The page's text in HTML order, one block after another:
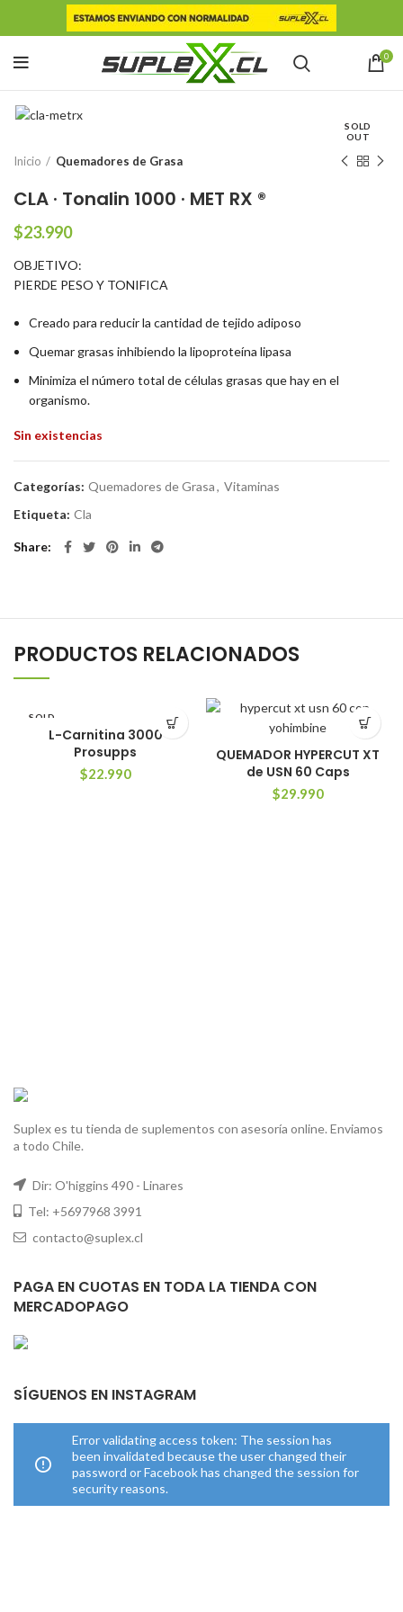
0
SOLD
OUT
Inicio Quemadores de Grasa
CLA · Tonalin 1000 · MET RX ®
$23.990
OBJETIVO:
PIERDE PESO Y TONIFICA
Creado para reducir la cantidad de tejido adiposo
Quemar grasas inhibiendo la lipoproteína lipasa
Minimiza el número total de células grasas que hay en el
organismo.
Sin existencias
Categorías: Quemadores de Grasa, Vitaminas
Etiqueta: Cla
Share
PRODUCTOS RELACIONADOS
SOLD
OUTL-Carnitina 3000
Prosupps
$22.990
QUEMADOR HYPERCUT XT
de USN 60 Caps
$29.990
Suplex es tu tienda de suplementos con asesoría online. Enviamos
a todo Chile.
Dir: O'higgins 490 - Linares
Tel: +5697968 3991
contacto@suplex.cl
PAGA EN CUOTAS EN TODA LA TIENDA CON
MERCADOPAGO
SÍGUENOS EN INSTAGRAM
Error validating access token: The session has
been invalidated because the user changed their
password or Facebook has changed the session for
security reasons.